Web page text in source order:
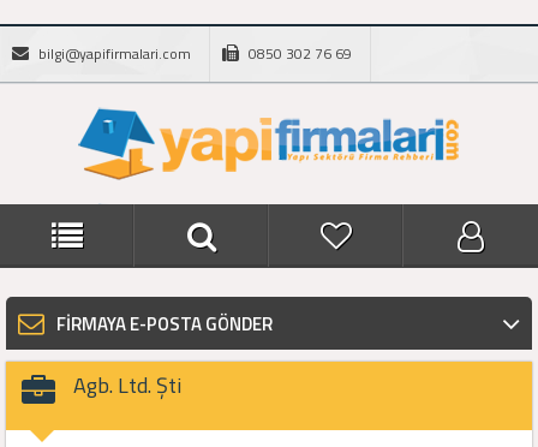
bilgi@yapifirmalari.com 0850 302 76 69
FİRMAYA E-POSTA GÖNDER
Agb. Ltd. Şti